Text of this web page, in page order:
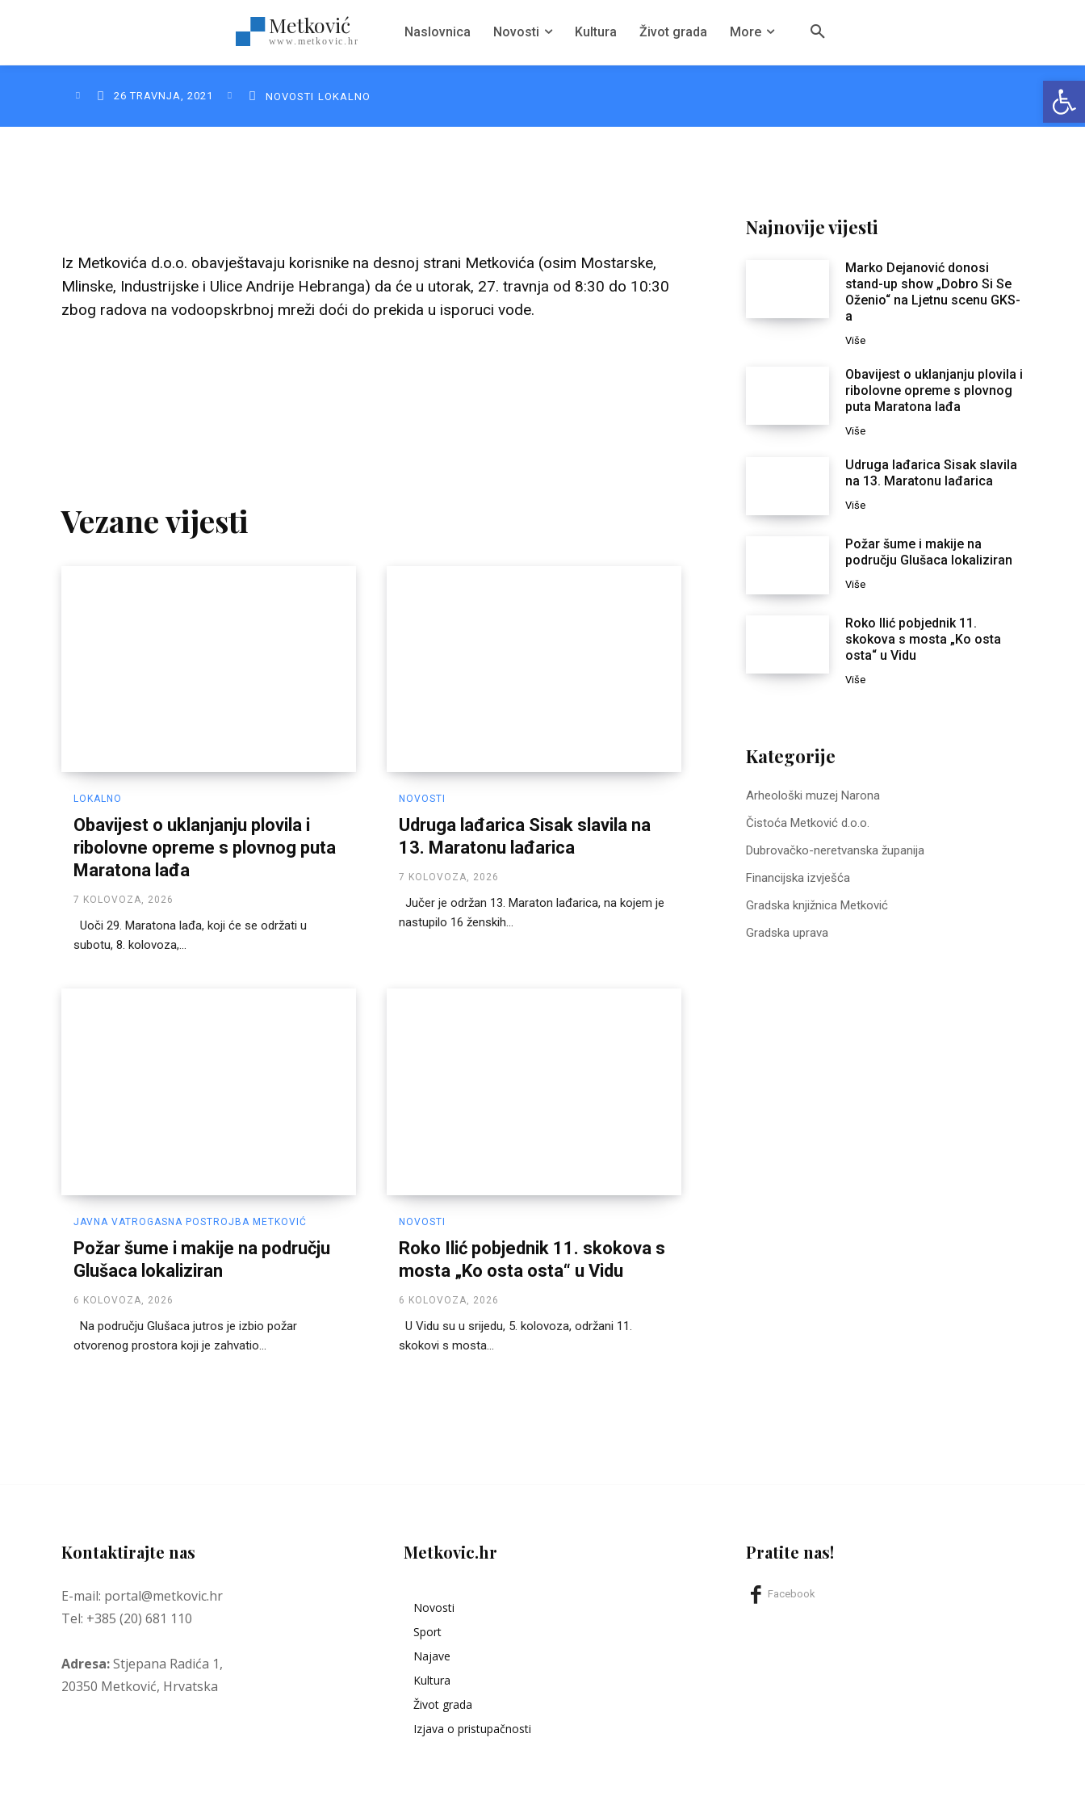
Metković
www.metkovic.hr
Naslovnica Novosti Kultura Život grada More
26 TRAVNJA, 2021 NOVOSTI LOKALNO
Iz Metkovića d.o.o. obavještavaju korisnike na desnoj strani Metkovića (osim Mostarske,
Mlinske, Industrijske i Ulice Andrije Hebranga) da će u utorak, 27. travnja od 8:30 do 10:30
zbog radova na vodoopskrbnoj mreži doći do prekida u isporuci vode.
Vezane vijesti
LOKALNO
Obavijest o uklanjanju plovila i
ribolovne opreme s plovnog puta
Maratona lađa
7 KOLOVOZA, 2026
Uoči 29. Maratona lađa, koji će se održati u
subotu, 8. kolovoza,...
NOVOSTI
Udruga lađarica Sisak slavila na
13. Maratonu lađarica
7 KOLOVOZA, 2026
Jučer je održan 13. Maraton lađarica, na kojem je
nastupilo 16 ženskih...
JAVNA VATROGASNA POSTROJBA METKOVIĆ
Požar šume i makije na području
Glušaca lokaliziran
6 KOLOVOZA, 2026
Na području Glušaca jutros je izbio požar
otvorenog prostora koji je zahvatio...
NOVOSTI
Roko Ilić pobjednik 11. skokova s
mosta „Ko osta osta“ u Vidu
6 KOLOVOZA, 2026
U Vidu su u srijedu, 5. kolovoza, održani 11.
skokovi s mosta...
Najnovije vijesti
Marko Dejanović donosi
stand-up show „Dobro Si Se
Oženio“ na Ljetnu scenu GKS-
a
Više
Obavijest o uklanjanju plovila i
ribolovne opreme s plovnog
puta Maratona lađa
Više
Udruga lađarica Sisak slavila
na 13. Maratonu lađarica
Više
Požar šume i makije na
području Glušaca lokaliziran
Više
Roko Ilić pobjednik 11.
skokova s mosta „Ko osta
osta“ u Vidu
Više
Kategorije
Arheološki muzej Narona
Čistoća Metković d.o.o.
Dubrovačko-neretvanska županija
Financijska izvješća
Gradska knjižnica Metković
Gradska uprava
Kontaktirajte nas
E-mail: portal@metkovic.hr
Tel: +385 (20) 681 110
Adresa:Stjepana Radića 1,
20350 Metković, Hrvatska
Metkovic.hr
Novosti
Sport
Najave
Kultura
Život grada
Izjava o pristupačnosti
Pratite nas!
Facebook